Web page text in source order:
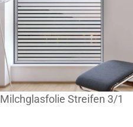
Milchglasfolie Streifen 3/1